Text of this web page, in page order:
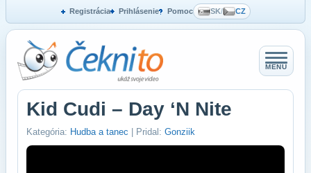
Registrácia Prihlásenie Pomoc SK/ CZ
MENU
Kid Cudi – Day ‘N Nite
Kategória: Hudba a tanec | Pridal: Gonziik